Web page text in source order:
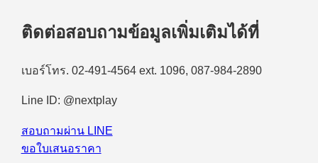
ติดต่อสอบถามข้อมูลเพิ่มเติมได้ที่
เบอร์โทร. 02-491-4564 ext. 1096, 087-984-2890
Line ID: @nextplay
สอบถามผ่าน LINE
ขอใบเสนอราคา